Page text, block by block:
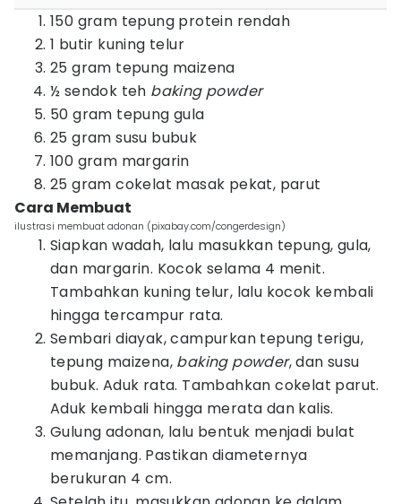
150 gram tepung protein rendah
1 butir kuning telur
25 gram tepung maizena
½ sendok teh baking powder
50 gram tepung gula
25 gram susu bubuk
100 gram margarin
25 gram cokelat masak pekat, parut
Cara Membuat
ilustrasi membuat adonan (pixabay.com/congerdesign)
Siapkan wadah, lalu masukkan tepung, gula,
dan margarin. Kocok selama 4 menit.
Tambahkan kuning telur, lalu kocok kembali
hingga tercampur rata.
Sembari diayak, campurkan tepung terigu,
tepung maizena, baking powder, dan susu
bubuk. Aduk rata. Tambahkan cokelat parut.
Aduk kembali hingga merata dan kalis.
Gulung adonan, lalu bentuk menjadi bulat
memanjang. Pastikan diameternya
berukuran 4 cm.